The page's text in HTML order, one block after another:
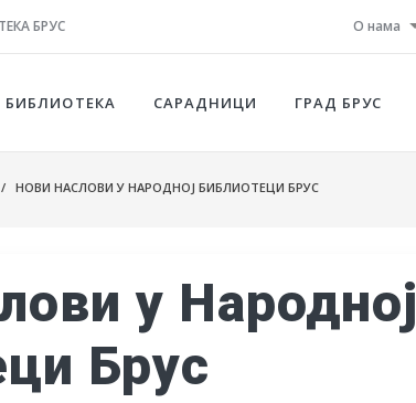
БРУС О нама
БИБЛИОТЕКА САРАДНИЦИ ГРАД БРУС
/ НОВИ НАСЛОВИ У НАРОДНОЈ БИБЛИОТЕЦИ БРУС
у Народној
Брус